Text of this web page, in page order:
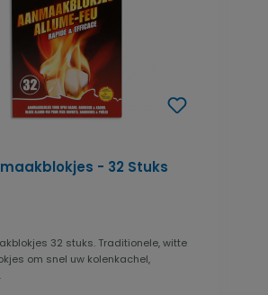
- 32 Stuks
32 stuks. Traditionele, witte
om snel uw kolenkachel,